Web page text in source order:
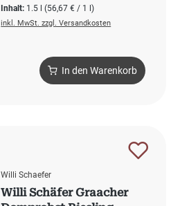
Inhalt: 1.5 l(56,67 € / 1 l)
inkl. MwSt. zzgl. Versandkosten
In den Warenkorb
Willi Schaefer
Willi Schäfer Graacher